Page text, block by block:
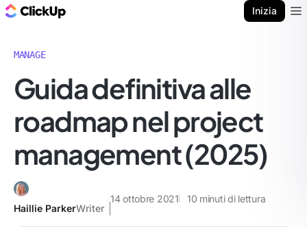
Inizia
MANAGE
Guida definitiva alle
roadmap nel project
management (2025)
Haillie ParkerWriter
14 ottobre 2021 10 minuti di lettura